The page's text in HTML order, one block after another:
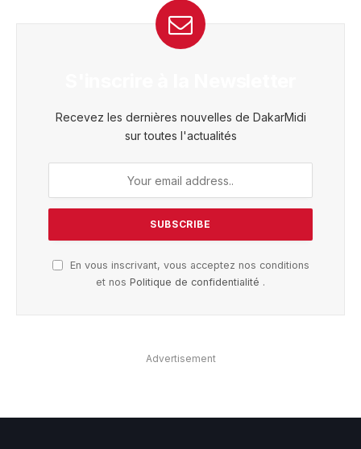
Recevez les dernières nouvelles de DakarMidi
sur toutes l'actualités
En vous inscrivant, vous acceptez nos conditions
et nos Politique de confidentialité .
Advertisement